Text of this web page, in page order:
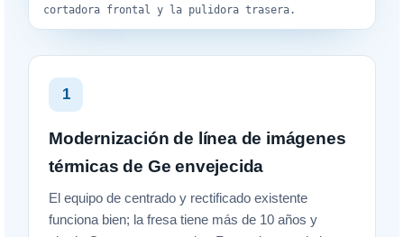
cortadora frontal y la pulidora trasera.
1
Modernización de línea de imágenes
térmicas de Ge envejecida
El equipo de centrado y rectificado existente
funciona bien; la fresa tiene más de 10 años y